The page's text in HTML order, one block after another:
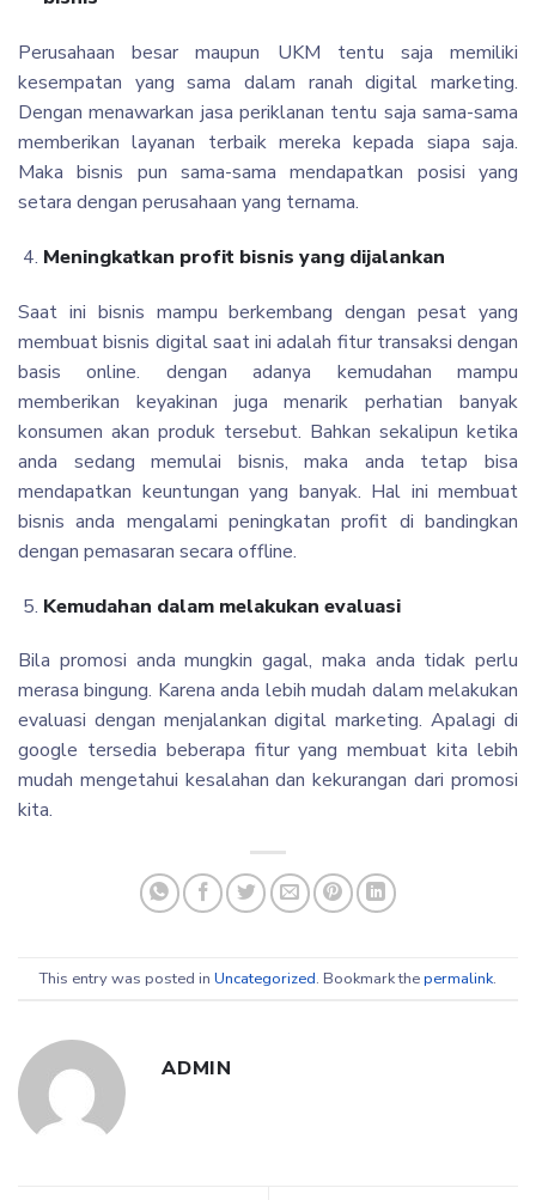
Perusahaan besar maupun UKM tentu saja memiliki
kesempatan yang sama dalam ranah digital marketing.
Dengan menawarkan jasa periklanan tentu saja sama-sama
memberikan layanan terbaik mereka kepada siapa saja.
Maka bisnis pun sama-sama mendapatkan posisi yang
setara dengan perusahaan yang ternama.
Meningkatkan profit bisnis yang dijalankan
Saat ini bisnis mampu berkembang dengan pesat yang
membuat bisnis digital saat ini adalah fitur transaksi dengan
basis online. dengan adanya kemudahan mampu
memberikan keyakinan juga menarik perhatian banyak
konsumen akan produk tersebut. Bahkan sekalipun ketika
anda sedang memulai bisnis, maka anda tetap bisa
mendapatkan keuntungan yang banyak. Hal ini membuat
bisnis anda mengalami peningkatan profit di bandingkan
dengan pemasaran secara offline.
Kemudahan dalam melakukan evaluasi
Bila promosi anda mungkin gagal, maka anda tidak perlu
merasa bingung. Karena anda lebih mudah dalam melakukan
evaluasi dengan menjalankan digital marketing. Apalagi di
google tersedia beberapa fitur yang membuat kita lebih
mudah mengetahui kesalahan dan kekurangan dari promosi
kita.
This entry was posted in Uncategorized. Bookmark thepermalink.
ADMIN